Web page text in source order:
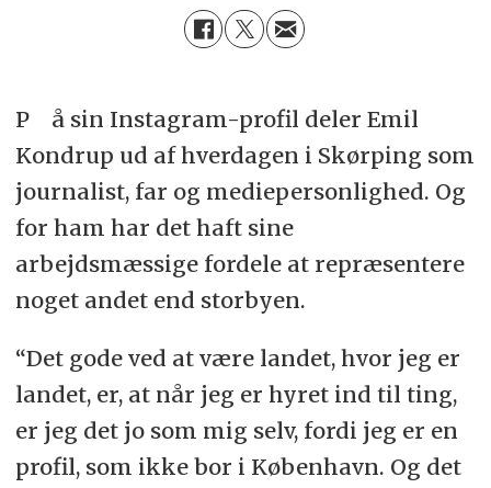
På sin Instagram-profil deler Emil
Kondrup ud af hverdagen i Skørping som
journalist, far og mediepersonlighed. Og
for ham har det haft sine
arbejdsmæssige fordele at repræsentere
noget andet end storbyen.
“Det gode ved at være landet, hvor jeg er
landet, er, at når jeg er hyret ind til ting,
er jeg det jo som mig selv, fordi jeg er en
profil, som ikke bor i København. Og det